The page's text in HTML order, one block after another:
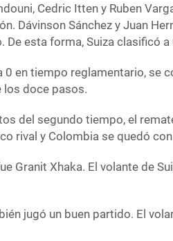
Cedric Itten y Ruben
Dávinson Sánchez y Juan
esta forma, Suiza clasificó a
0 en tiempo reglamentario, se
los doce pasos.
del segundo tiempo, el
rival y Colombia se quedó
Granit Xhaka. El volante de
jugó un buen partido. El